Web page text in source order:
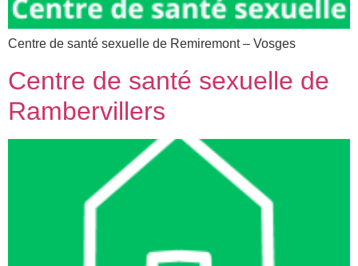
Centre de santé sexuelle de Remiremont – Vosges
Centre de santé sexuelle de
Rambervillers